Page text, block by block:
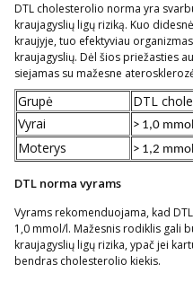
DTL cholesterolio norma yra
kraujagyslių ligų riziką. Kuo
kraujyje, tuo efektyviau
kraujagyslių. Dėl šios priežasties
siejamas su mažesne
Grupė
DTL
Vyrai
> 1,0
Moterys > 1,2
DTL norma vyrams
Vyrams rekomenduojama, kad
1,0 mmol/l. Mažesnis rodiklis gali
kraujagyslių ligų rizika, ypač jei
bendras cholesterolio kiekis.